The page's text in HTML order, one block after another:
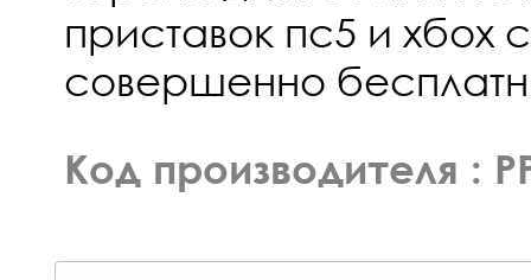
приставок пс5 и хбох
совершенно
Код производителя :